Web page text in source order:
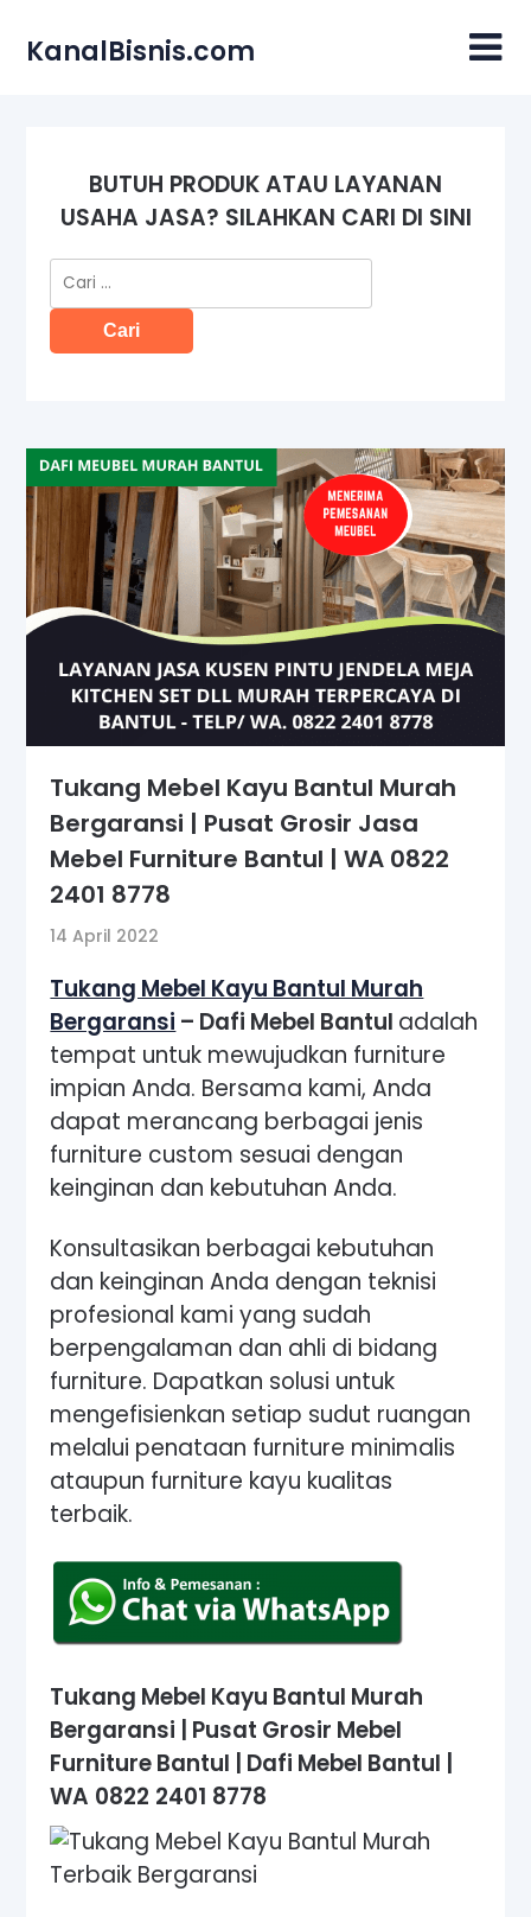
content
KanalBisnis.com
BUTUH PRODUK ATAU LAYANAN
USAHA JASA? SILAHKAN CARI DI SINI
Cari
untuk:
Tukang Mebel Kayu Bantul Murah
Bergaransi | Pusat Grosir Jasa
Mebel Furniture Bantul | WA 0822
2401 8778
14 April 2022
Tukang Mebel Kayu Bantul Murah
Bergaransi– Dafi Mebel Bantul adalah
tempat untuk mewujudkan furniture
impian Anda. Bersama kami, Anda
dapat merancang berbagai jenis
furniture custom sesuai dengan
keinginan dan kebutuhan Anda.
Konsultasikan berbagai kebutuhan
dan keinginan Anda dengan teknisi
profesional kami yang sudah
berpengalaman dan ahli di bidang
furniture. Dapatkan solusi untuk
mengefisienkan setiap sudut ruangan
melalui penataan furniture minimalis
ataupun furniture kayu kualitas
terbaik.
Tukang Mebel Kayu Bantul Murah
Bergaransi | Pusat Grosir Mebel
Furniture Bantul | Dafi Mebel Bantul
WA 0822 2401 8778